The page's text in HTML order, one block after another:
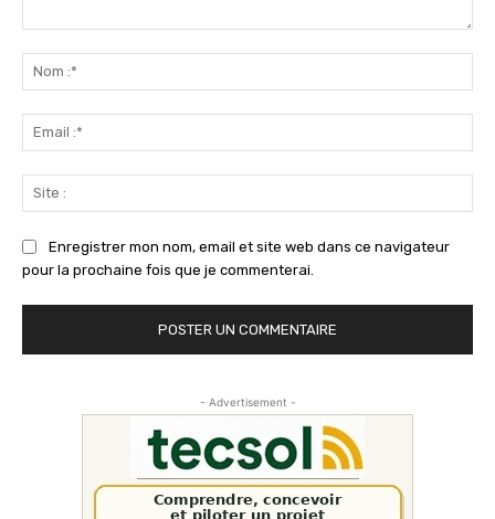
Enregistrer mon nom, email et site web dans ce navigateur
pour la prochaine fois que je commenterai.
- Advertisement -